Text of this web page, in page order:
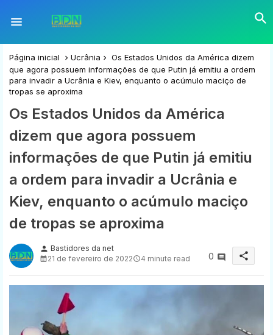
Página inicial Ucrânia
Os Estados Unidos da América dizem
que agora possuem informações de que Putin já emitiu a ordem
para invadir a Ucrânia e Kiev, enquanto o acúmulo maciço de
tropas se aproxima
Os Estados Unidos da América
dizem que agora possuem
informações de que Putin já emitiu
a ordem para invadir a Ucrânia e
Kiev, enquanto o acúmulo maciço
de tropas se aproxima
person Bastidores da net
21 de fevereiro de 2022
4 minute read 0 share